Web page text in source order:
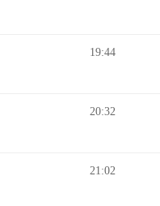
19:44
20:32
21:02